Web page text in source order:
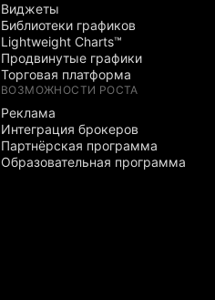
Виджеты
Библиотеки графиков
Lightweight Charts™
Продвинутые графики
Торговая платформа
ВОЗМОЖНОСТИ РОСТА
Реклама
Интеграция брокеров
Партнёрская программа
Образовательная программа